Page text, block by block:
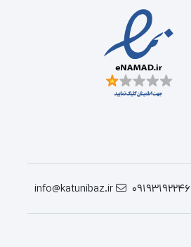
09193192246
info@katunibaz.ir